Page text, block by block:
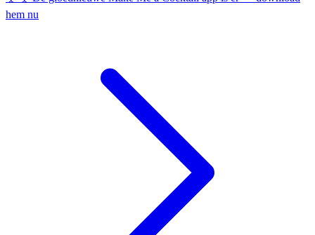
hem nu